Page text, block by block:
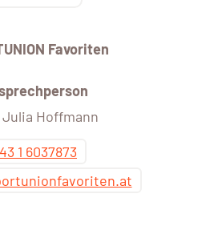
Favoriten
Julia Hoffmann
1 6037873